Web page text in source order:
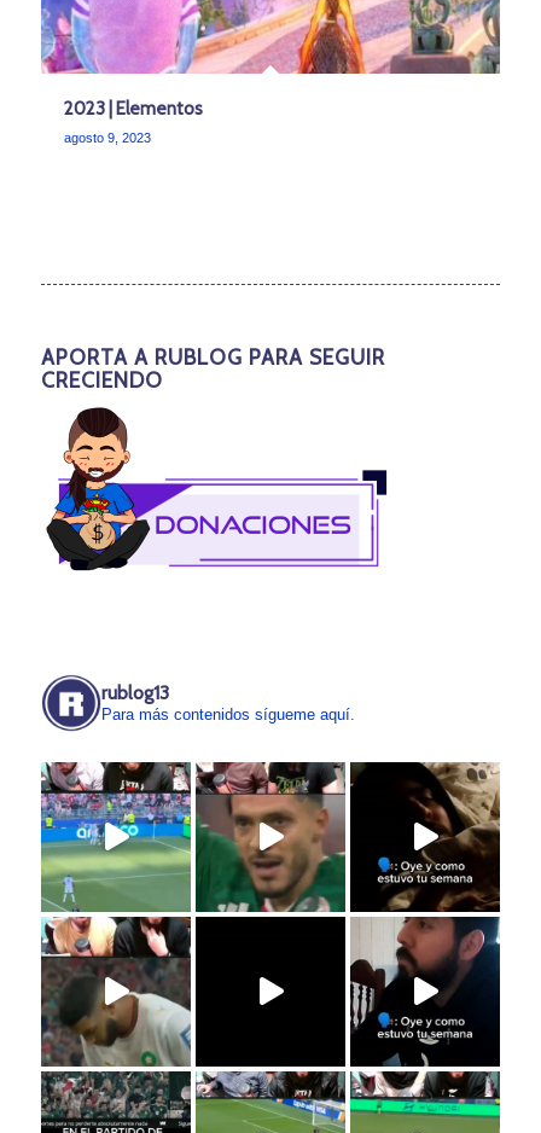
2023 | Elementos
agosto 9, 2023
APORTA A RUBLOG PARA SEGUIR
CRECIENDO
rublog13
Para más contenidos sígueme aquí.